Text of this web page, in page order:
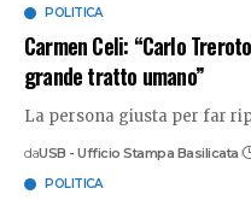
POLITICA
Carmen Celi: “Carlo
grande tratto umano”
La persona giusta per far
daUSB - Ufficio Stampa Basilicata
POLITICA